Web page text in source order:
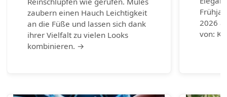
zaubern einen Hauch Leichtigkeit
an die Füße und lassen sich dank
ihrer Vielfalt zu vielen Looks
kombinieren. →
2026
von: